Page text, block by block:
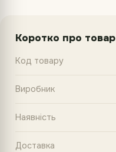
Коротко про товар
Код товару
Виробник
Наявність
Доставка